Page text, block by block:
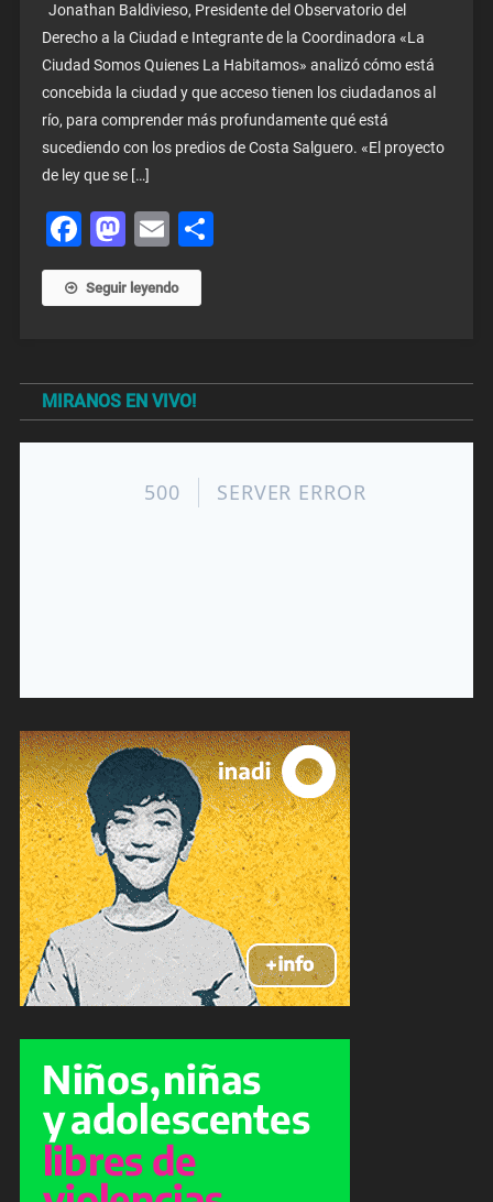
Jonathan Baldivieso, Presidente del Observatorio del
Derecho a la Ciudad e Integrante de la Coordinadora «La
Ciudad Somos Quienes La Habitamos» analizó cómo está
concebida la ciudad y que acceso tienen los ciudadanos al
río, para comprender más profundamente qué está
sucediendo con los predios de Costa Salguero. «El proyecto
de ley que se […]
Facebook
Mastodon
Email
Seguir leyendo
MIRANOS EN VIVO!